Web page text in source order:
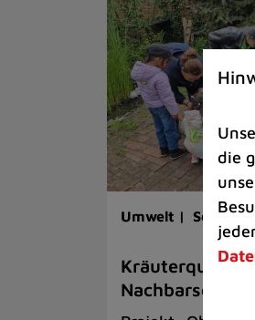
Umwelt |
Kräuterquark
die